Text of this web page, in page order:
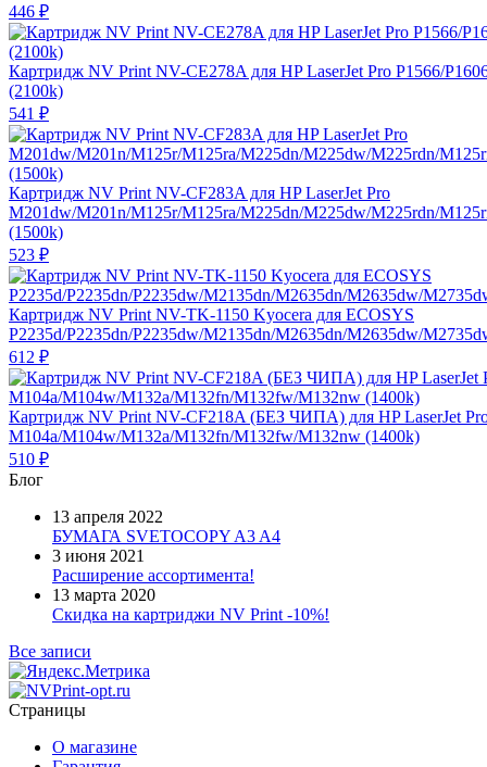
446 ₽
Картридж NV Print NV-CE278A для HP LaserJet Pro P1566/
(2100k)
541 ₽
Картридж NV Print NV-CF283A для HP LaserJet Pro
M201dw/M201n/M125r/M125ra/M225dn/M225dw/M225rdn/
(1500k)
523 ₽
Картридж NV Print NV-TK-1150 Kyocera для ECOSYS
P2235d/P2235dn/P2235dw/M2135dn/M2635dn/M2635dw/
612 ₽
Картридж NV Print NV-CF218A (БЕЗ ЧИПА) для HP LaserJet
M104a/M104w/M132a/M132fn/M132fw/M132nw (1400k)
510 ₽
Блог
13 апреля 2022
БУМАГА SVETOCOPY A3 A4
3 июня 2021
Расширение ассортимента!
13 марта 2020
Скидка на картриджи NV Print -10%!
Все записи
Страницы
О магазине